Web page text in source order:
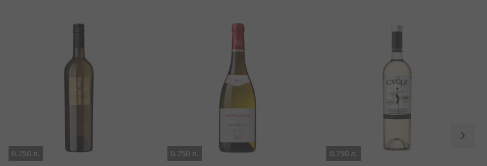
0.750 л. 0.750 л. 0.750 л.